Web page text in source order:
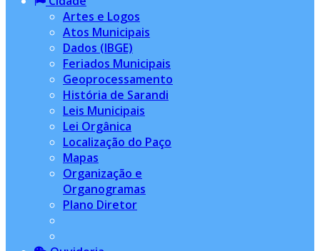
Artes e Logos
Atos Municipais
Dados (IBGE)
Feriados Municipais
Geoprocessamento
História de Sarandi
Leis Municipais
Lei Orgânica
Localização do Paço
Mapas
Organização e
Organogramas
Plano Diretor